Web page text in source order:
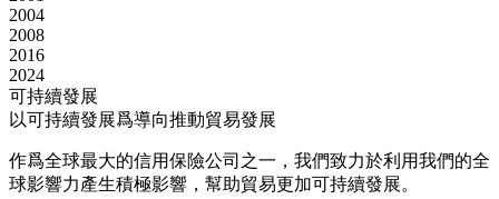
2004
2008
2016
2024
可持續發展
以可持續發展爲導向推動貿易發展
作爲全球最大的信用保險公司之一，我們致力於利用我們的全
球影響力產生積極影響，幫助貿易更加可持續發展。